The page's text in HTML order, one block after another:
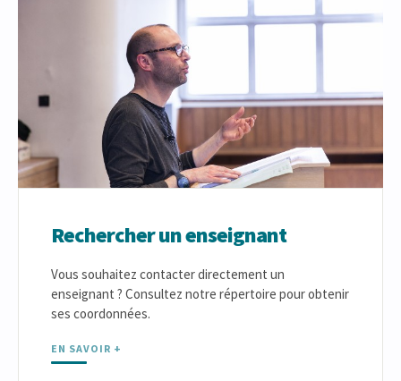
Rechercher un enseignant
Vous souhaitez contacter directement un
enseignant ? Consultez notre répertoire pour obtenir
ses coordonnées.
EN SAVOIR +